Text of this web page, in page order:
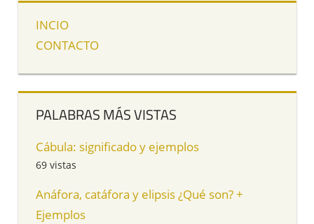
INCIO
CONTACTO
PALABRAS MÁS VISTAS
Cábula: significado y ejemplos
69 vistas
Anáfora, catáfora y elipsis ¿Qué son? +
Ejemplos